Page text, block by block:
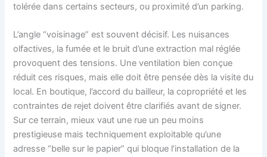
tolérée dans certains secteurs, ou proximité d’un parking.
L’angle “voisinage” est souvent décisif. Les nuisances
olfactives, la fumée et le bruit d’une extraction mal réglée
provoquent des tensions. Une ventilation bien conçue
réduit ces risques, mais elle doit être pensée dès la visite du
local. En boutique, l’accord du bailleur, la copropriété et les
contraintes de rejet doivent être clarifiés avant de signer.
Sur ce terrain, mieux vaut une rue un peu moins
prestigieuse mais techniquement exploitable qu’une
adresse “belle sur le papier” qui bloque l’installation de la